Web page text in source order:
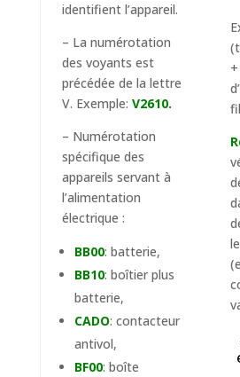
identifient l’appareil.
– La numérotation
des voyants est
précédée de la lettre
V. Exemple: V2610.
– Numérotation
spécifique des
appareils servant à
l’alimentation
électrique :
BB00: batterie,
BB10: boîtier plus
batterie,
CADO: contacteur
antivol,
BF00: boîte